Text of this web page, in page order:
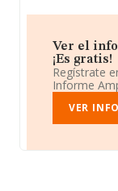
Ver el
¡Es gratis!
Regístrate
Informe
VER